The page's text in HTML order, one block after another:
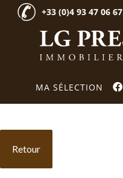
MA SÉLECTION
+33 (0)4 93 47 06 67
Retour